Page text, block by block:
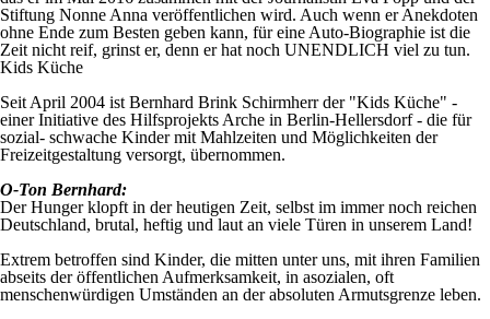
Stiftung Nonne Anna veröffentlichen wird. Auch wenn er Anekdoten
ohne Ende zum Besten geben kann, für eine Auto-Biographie ist die
Zeit nicht reif, grinst er, denn er hat noch UNENDLICH viel zu tun.
Kids Küche
Seit April 2004 ist Bernhard Brink Schirmherr der "Kids Küche" -
einer Initiative des Hilfsprojekts Arche in Berlin-Hellersdorf - die für
sozial- schwache Kinder mit Mahlzeiten und Möglichkeiten der
Freizeitgestaltung versorgt, übernommen.
O-Ton Bernhard:
Der Hunger klopft in der heutigen Zeit, selbst im immer noch reichen
Deutschland, brutal, heftig und laut an viele Türen in unserem Land!
Extrem betroffen sind Kinder, die mitten unter uns, mit ihren Familien
abseits der öffentlichen Aufmerksamkeit, in asozialen, oft
menschenwürdigen Umständen an der absoluten Armutsgrenze leben.